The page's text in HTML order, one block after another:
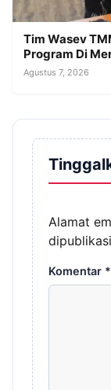
Tim Wasev
Program Di
Agustus 7, 2026
Alamat
Komentar *